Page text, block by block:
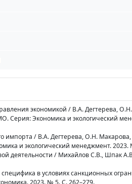
экономикой / В.А. Дегтерева,
Экономика и экологический
импорта / В.А. Дегтерева, О.Н. Макарова,
и экологический менеджмент. 2023.
деятельности / Михайлов С.В., Шпак
в условиях санкционных
2023. № 5. С. 262–279.